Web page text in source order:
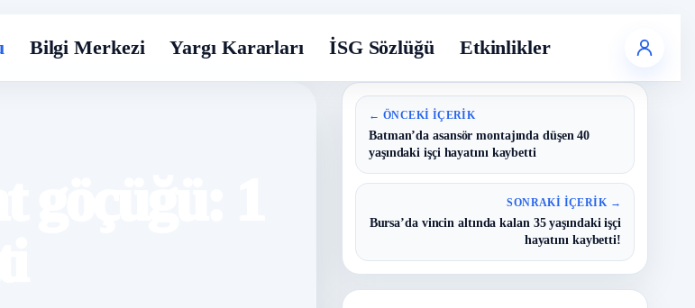
Bilgi Merkezi Yargı Kararları İSG Sözlüğü Etkinlikler
← ÖNCEKI İÇERIK
Batman’da asansör montajında düşen 40
yaşındaki işçi hayatını kaybetti
SONRAKI İÇERIK →
Bursa’da vincin altında kalan 35 yaşındaki işçi
hayatını kaybetti!